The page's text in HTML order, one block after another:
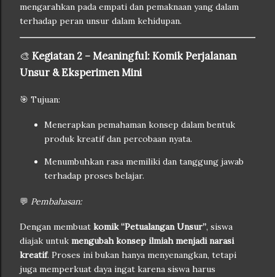
mengarahkan pada empati dan pemaknaan yang dalam
terhadap peran unsur dalam kehidupan.
🎨 Kegiatan 2 – Meaningful: Komik Perjalanan
Unsur & Eksperimen Mini
🎯 Tujuan:
Menerapkan pemahaman konsep dalam bentuk
produk kreatif dan percobaan nyata.
Menumbuhkan rasa memiliki dan tanggung jawab
terhadap proses belajar.
💬 Pembahasan:
Dengan membuat komik “Petualangan Unsur”, siswa
diajak untuk mengubah konsep ilmiah menjadi narasi
kreatif. Proses ini bukan hanya menyenangkan, tetapi
juga memperkuat daya ingat karena siswa harus